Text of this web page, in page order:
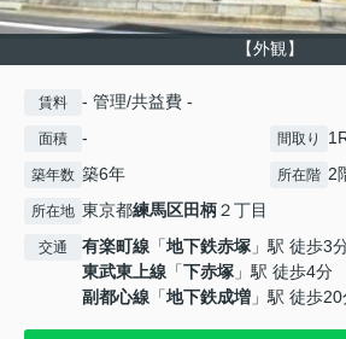
【外観】
賃料 - 管理/共益費 -
面積 - 間取り
築年数 築6年 所在階 2
所在地 東京都練馬区田柄２丁目
交通 有楽町線 「地下鉄赤塚 」駅 徒歩3
東武東上線 「下赤塚 」駅 徒歩4分
副都心線 「地下鉄成増 」駅 徒歩